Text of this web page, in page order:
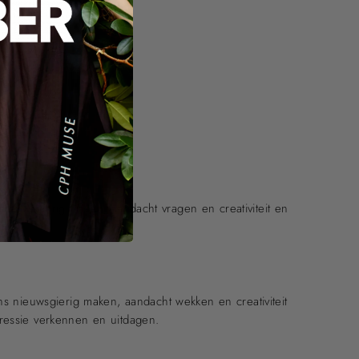
maken, aandacht vragen en creativiteit en
maken, aandacht wekken en creativiteit
verkennen en uitdagen.